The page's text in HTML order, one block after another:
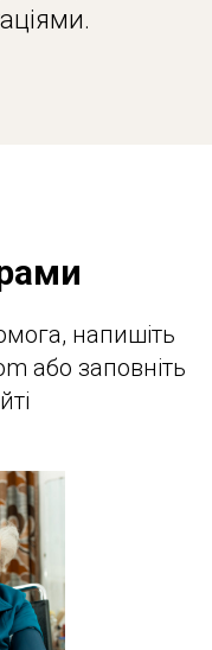
напишіть
або заповніть